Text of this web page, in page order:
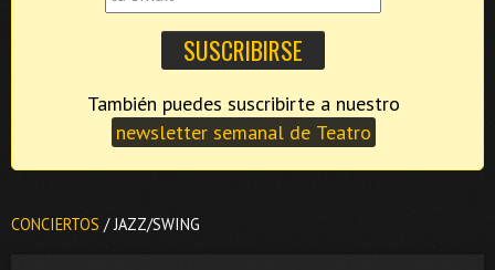
newsletter semanal de Teatro
CONCIERTOS / JAZZ/SWING